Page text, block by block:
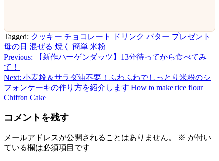
Tagged: クッキー チョコレート ドリンク バター プレゼント
母の日 混ぜる 焼く 簡単 米粉
投
稿
ナ
ゲ
ー
シ
Previous:
【新作ハーゲンダッツ】13分待ってから食べてみ
て！
Next: 小麦粉＆サラダ油不要！ふわふわでしっとり米粉のシ
フォンケーキの作り方を紹介します How to make rice flour
Chiffon Cake
コメントを残す
メールアドレスが公開されることはありません。 ※ が付い
ている欄は必須項目です